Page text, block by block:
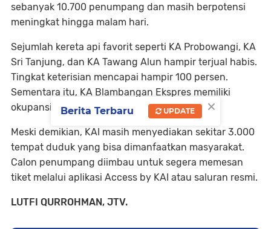
sebanyak 10.700 penumpang dan masih berpotensi
meningkat hingga malam hari.
Sejumlah kereta api favorit seperti KA Probowangi, KA
Sri Tanjung, dan KA Tawang Alun hampir terjual habis.
Tingkat keterisian mencapai hampir 100 persen.
Sementara itu, KA Blambangan Ekspres memiliki
okupansi sekitar 90 persen.
Meski demikian, KAI masih menyediakan sekitar 3.000
tempat duduk yang bisa dimanfaatkan masyarakat.
Calon penumpang diimbau untuk segera memesan
tiket melalui aplikasi Access by KAI atau saluran resmi.
LUTFI QURROHMAN, JTV.
×
Berita Terbaru UPDATE